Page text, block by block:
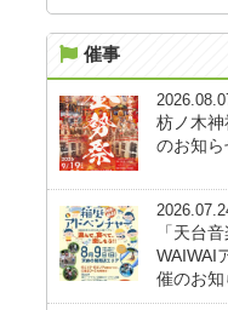
催事
枋ノ木
のお知ら
「天台
WAIWAI
催のお知